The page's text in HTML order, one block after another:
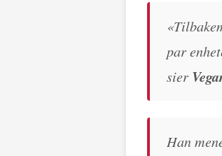
par
sier
Han